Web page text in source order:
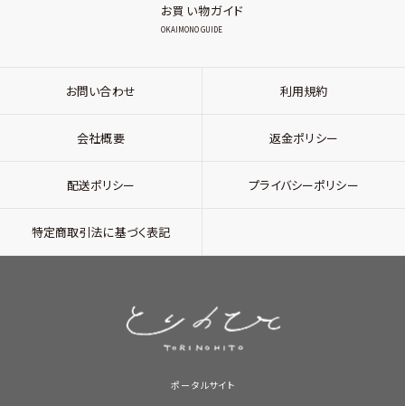
お買い物ガイド
OKAIMONO GUIDE
お問い合わせ 利用規約
会社概要 返金ポリシー
配送ポリシー プライバシーポリシー
特定商取引法に基づく表記
ポータルサイト